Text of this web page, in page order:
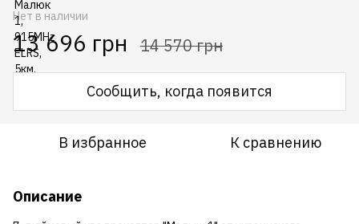
Нет в наличии
13 696 грн 14 570 грн
Сообщить, когда появится
В избранное К сравнению
Описание